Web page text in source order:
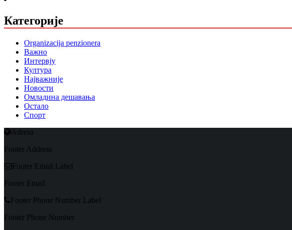
Категорије
Organizacija penzionera
Важно
Интервју
Култура
Најважније
Новости
Омладина дешавања
Остало
Спорт
Adresa
Footer Address
Footer Email Label
Footer Email
Footer Phone Number Label
Footer Phone Number